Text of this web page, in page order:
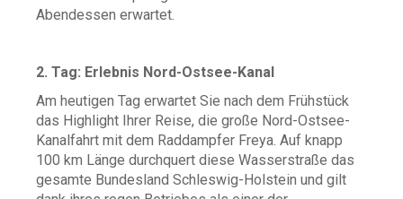
Abendessen erwartet.
2. Tag: Erlebnis Nord-Ostsee-Kanal
Am heutigen Tag erwartet Sie nach dem Frühstück
das Highlight Ihrer Reise, die große Nord-Ostsee-
Kanalfahrt mit dem Raddampfer Freya. Auf knapp
100 km Länge durchquert diese Wasserstraße das
gesamte Bundesland Schleswig-Holstein und gilt